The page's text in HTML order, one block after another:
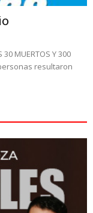
30 MUERTOS Y 300
resultaron